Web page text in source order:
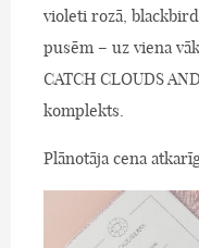
violeti rozā,
pusēm – uz viena
CATCH CLOUDS
komplekts.
Plānotāja cena